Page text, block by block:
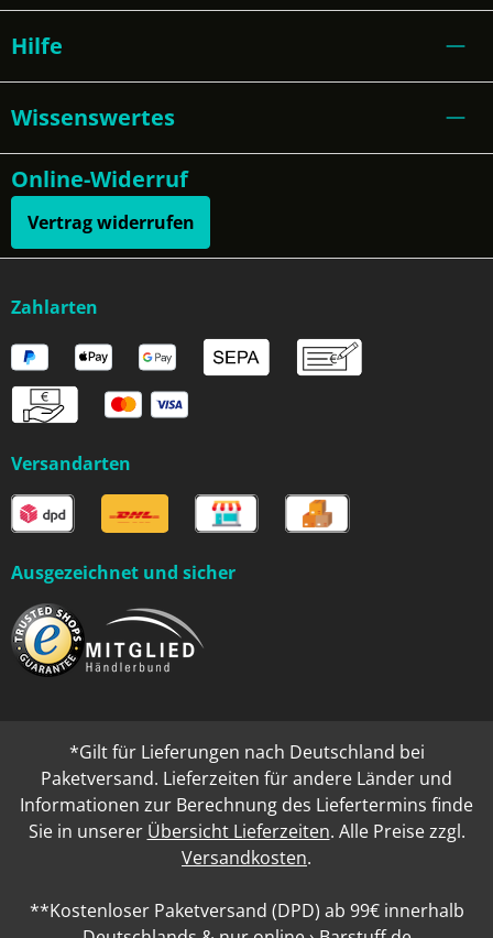
Hilfe
Wissenswertes
Online-Widerruf
Vertrag widerrufen
Zahlarten
Versandarten
Ausgezeichnet und sicher
*Gilt für Lieferungen nach Deutschland bei
Paketversand. Lieferzeiten für andere Länder und
Informationen zur Berechnung des Liefertermins finde
Sie in unserer Übersicht Lieferzeiten. Alle Preise zzgl.
Versandkosten.
**Kostenloser Paketversand (DPD) ab 99€ innerhalb